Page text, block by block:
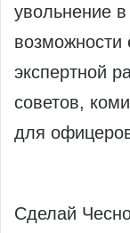
увольнение
возможности
экспертной
советов,
для
Сделай